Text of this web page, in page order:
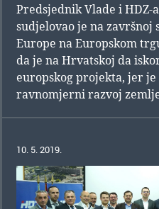
Predsjednik Vlade i HDZ-
sudjelovao je na završnoj
Europe na Europskom
da je na Hrvatskoj da
europskog projekta, jer
ravnomjerni razvoj
10. 5. 2019.